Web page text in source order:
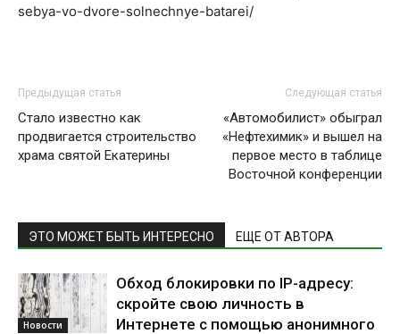
sebya-vo-dvore-solnechnye-batarei/
Предыдущая статья
Стало известно как
продвигается строительство
храма святой Екатерины
Следующая статья
«Автомобилист» обыграл
«Нефтехимик» и вышел на
первое место в таблице
Восточной конференции
ЭТО МОЖЕТ БЫТЬ ИНТЕРЕСНО ЕЩЕ ОТ АВТОРА
Новости
Обход блокировки по IP-адресу:
скройте свою личность в
Интернете с помощью анонимного